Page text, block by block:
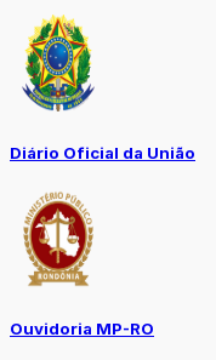
Diário Oficial da União
Ouvidoria MP-RO